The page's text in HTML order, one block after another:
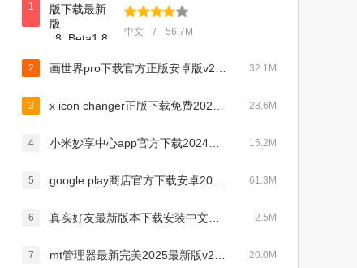
1
中文 / 56.7M
2 32.1M
3 28.6M
4 15.2M
5 61.3M
6 2.5M
7 20.0M